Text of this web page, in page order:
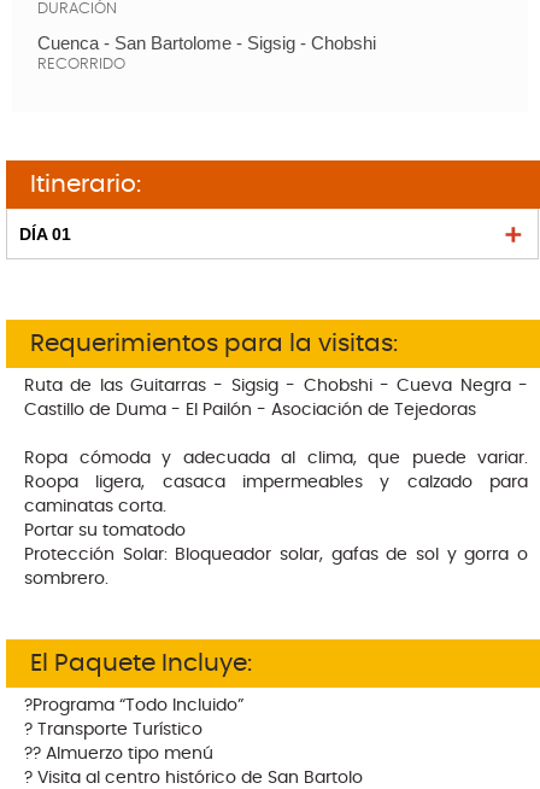
DURACIÓN
Cuenca - San Bartolome - Sigsig - Chobshi
RECORRIDO
Itinerario:
DÍA 01
Requerimientos para la visitas:
Ruta de las Guitarras - Sigsig - Chobshi - Cueva Negra -
Castillo de Duma - El Pailón - Asociación de Tejedoras
Ropa cómoda y adecuada al clima, que puede variar.
Roopa ligera, casaca impermeables y calzado para
caminatas corta.
Portar su tomatodo
Protección Solar: Bloqueador solar, gafas de sol y gorra o
sombrero.
El Paquete Incluye:
?Programa “Todo Incluido”
? Transporte Turístico
?? Almuerzo tipo menú
? Visita al centro histórico de San Bartolo